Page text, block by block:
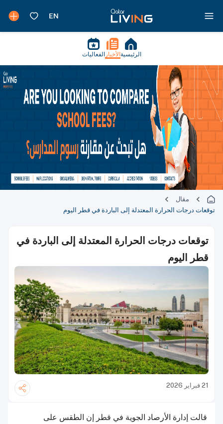
الرئيسية الأخبار الفعاليات
مقال
توقعات درجات الحرارة المعتدلة إلى الباردة في قطر اليوم
توقعات درجات الحرارة المعتدلة إلى الباردة في
قطر اليوم
21 فبراير 2026
قالت إدارة الأرصاد الجوية في قطر إن الطقس على